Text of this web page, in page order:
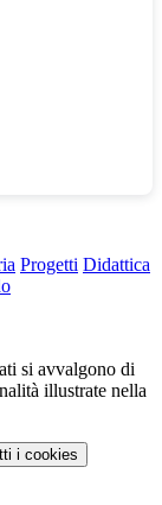
Progetti Didattica
si avvalgono di
illustrate nella
i cookies